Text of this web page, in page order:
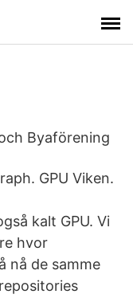
Byaförening
GPU Viken.
kalt GPU. Vi
hvor
nå de samme